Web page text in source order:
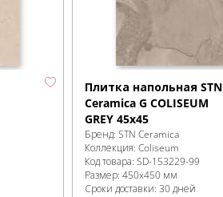
Плитка напольная STN
Ceramica G COLISEUM
GREY 45x45
Бренд: STN Ceramica
Коллекция: Coliseum
Код товара: SD-153229-99
Размер: 450x450 мм
Сроки доставки: 30 дней